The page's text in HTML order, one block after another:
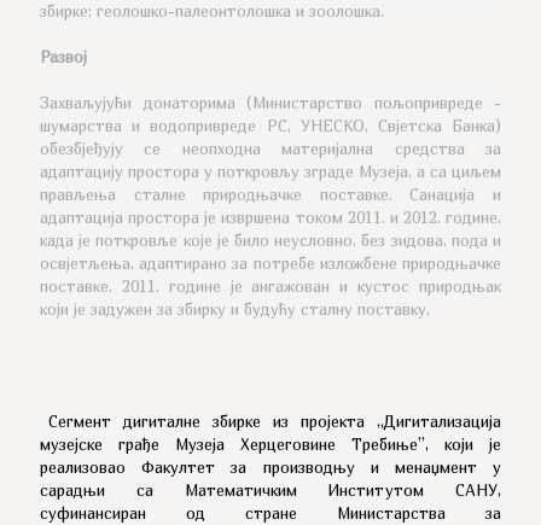
збирке: геолошко-палеонтолошка и зоолошка.
Развој
Захваљујући донаторима (Министарство пољопривреде -
шумарства и водопривреде РС, УНЕСКО, Свјетска Банка)
обезбјеђују се неопходна материјална средства за
адаптацију простора у поткровљу зграде Музеја, а са циљем
прављења сталне природњачке поставке. Санација и
адаптација простора је извршена током 2011. и 2012. године,
када је поткровље које је било неусловно, без зидова, пода и
освјетљења, адаптирано за потребе изложбене природњачке
поставке. 2011. године је ангажован и кустос природњак
који је задужен за збирку и будућу сталну поставку.
Сегмент дигиталне збирке из пројекта „Дигитализација
музејске грађе Музеја Херцеговине Требиње”, који је
реализовао Факултет за производњу и менаџмент у
сарадњи са Математичким Институтом САНУ,
суфинансиран од стране Министарства за